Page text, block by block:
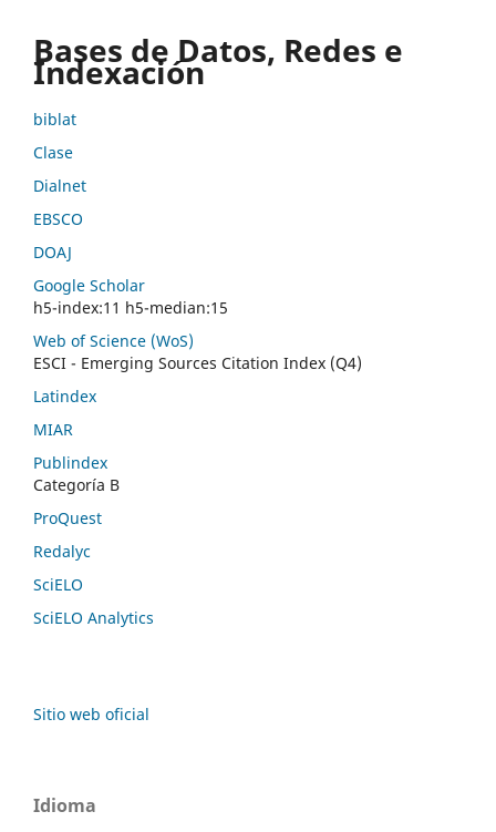
Bases de Datos, Redes e
Indexación
biblat
Clase
Dialnet
EBSCO
DOAJ
Google Scholar
h5-index:11 h5-median:15
Web of Science (WoS)
ESCI - Emerging Sources Citation Index (Q4)
Latindex
MIAR
Publindex
Categoría B
ProQuest
Redalyc
SciELO
SciELO Analytics
Sitio web oficial
Idioma